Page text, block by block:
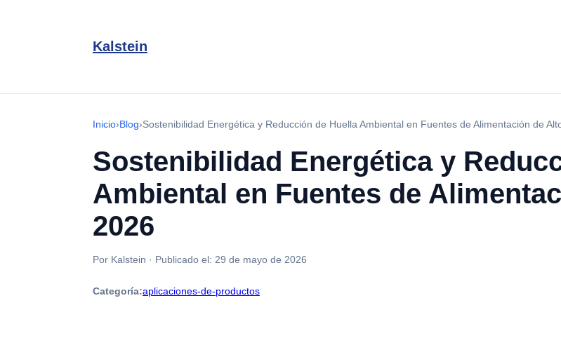
Kalstein
Inicio›Blog›Sostenibilidad Energética y Reducción de Huella Ambiental en Fuentes de Alimentación de
Sostenibilidad Energética y
Ambiental en Fuentes de
2026
Por Kalstein · Publicado el: 29 de mayo de 2026
Categoría:aplicaciones-de-productos